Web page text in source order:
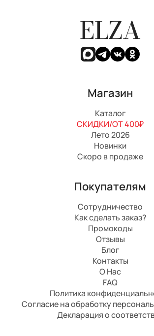
ELZA
Магазин
Каталог
СКИДКИ/ОТ 400₽
Лето 2026
Новинки
Скоро в продаже
Покупателям
Сотрудничество
Как сделать заказ?
Промокоды
Отзывы
Блог
Контакты
О Нас
FAQ
Политика
Согласие на обработку
Декларация о